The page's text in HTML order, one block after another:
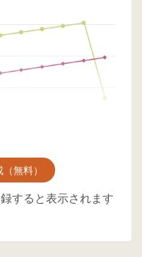
無料）
すると表示されます